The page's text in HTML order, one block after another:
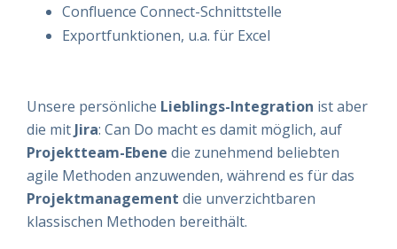
Confluence Connect-Schnittstelle
Exportfunktionen, u.a. für Excel
Unsere persönliche Lieblings-Integration ist aber
die mit Jira: Can Do macht es damit möglich, auf
Projektteam-Ebene die zunehmend beliebten
agile Methoden anzuwenden, während es für das
Projektmanagement die unverzichtbaren
klassischen Methoden bereithält.